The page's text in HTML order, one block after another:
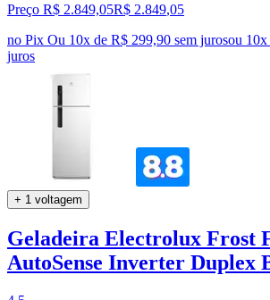
Preço R$ 2.849,05R$ 2.849,05
no Pix Ou 10x de R$ 299,90 sem jurosou 10x
juros
+ 1 voltagem
Geladeira Electrolux Frost
AutoSense Inverter Duplex